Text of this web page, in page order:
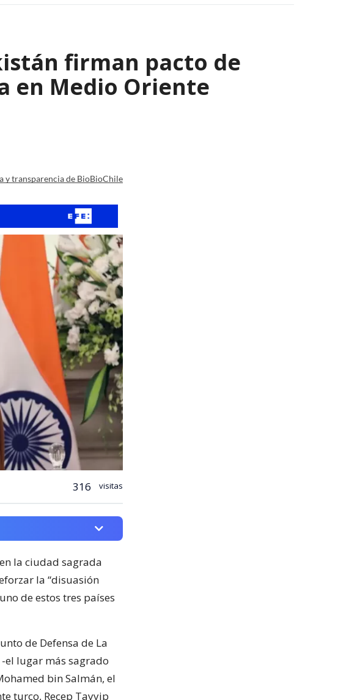
firman pacto de
en Medio Oriente
y transparencia de BioBioChile
316 visitas
la ciudad sagrada
la “disuasión
de estos tres países
de Defensa de La
el lugar más sagrado
bin Salmán, el
turco, Recep Tayyip